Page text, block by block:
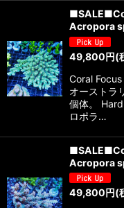
Acropora
49,800円(
Coral
オーストラ
個体。
ロポラ…
Acropora
49,800円(